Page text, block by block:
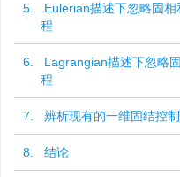
5. Eulerian描述下忽略固相
程
6. Lagrangian描述下忽略
程
7. 辨析现有的一维固结控
8. 结论